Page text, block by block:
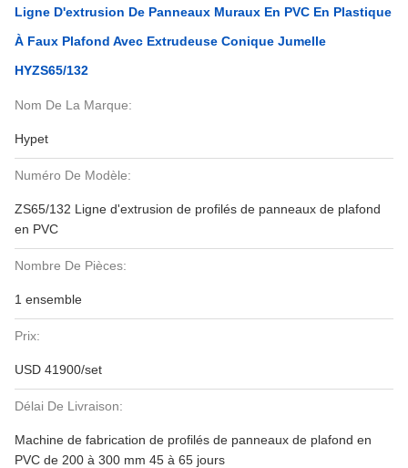
Ligne D'extrusion De Panneaux Muraux En PVC En Plastique
À Faux Plafond Avec Extrudeuse Conique Jumelle
HYZS65/132
Nom De La Marque:
Hypet
Numéro De Modèle:
ZS65/132 Ligne d'extrusion de profilés de panneaux de plafond
en PVC
Nombre De Pièces:
1 ensemble
Prix:
USD 41900/set
Délai De Livraison:
Machine de fabrication de profilés de panneaux de plafond en
PVC de 200 à 300 mm 45 à 65 jours